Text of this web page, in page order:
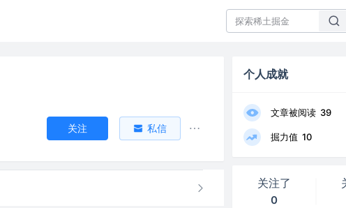
关注 私信
个人成就
文章被阅读 39
掘力值 10
关注了
0